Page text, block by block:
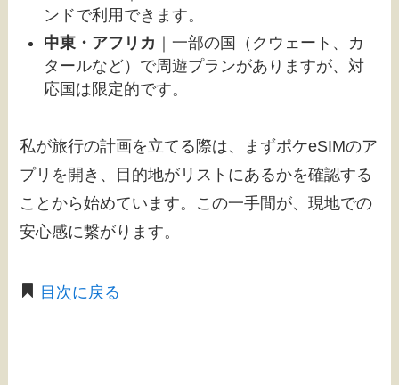
ンドで利用できます。
中東・アフリカ ｜一部の国（クウェート、カ
タールなど）で周遊プランがありますが、対
応国は限定的です。
私が旅行の計画を立てる際は、まずポケeSIMのア
プリを開き、目的地がリストにあるかを確認する
ことから始めています。この一手間が、現地での
安心感に繋がります。
目次に戻る